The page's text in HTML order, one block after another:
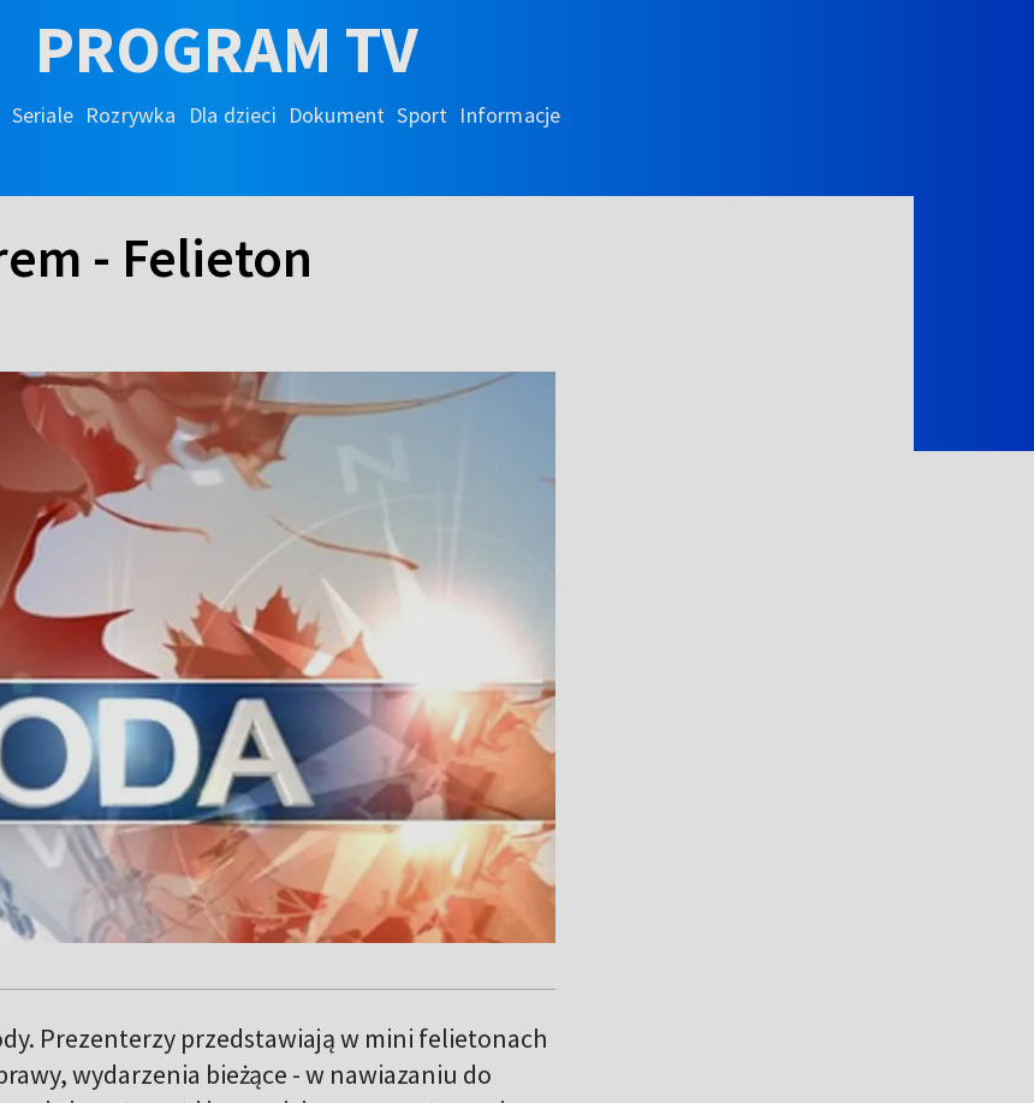
PROGRAM TV
Seriale Rozrywka Dla dzieci Dokument Sport Informacje
- Felieton
Prezenterzy przedstawiają w mini felietonach
wydarzenia bieżące - w nawiazaniu do